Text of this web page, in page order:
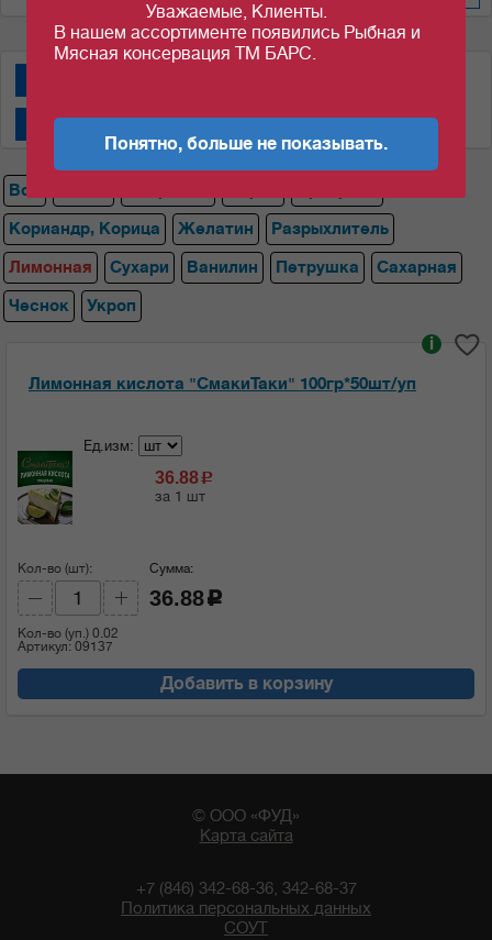
Специи "Спецаромат"
Все
Кориандр, Корица
Желатин
Разрыхлитель
Лимонная
Сухари Ванилин Петрушка
Сахарная
Чеснок
Укроп
Лимонная кислота "СмакиТаки" 100гр*50шт/уп
i
Ед.изм:
36.88c
за 1 шт
Кол-во (шт):
Кол-во (уп.) 0.02
Артикул: 09137
Сумма:
36.88 c
Добавить в корзину
© ООО «ФУД»
Карта сайта
+7 (846) 342-68-36, 342-68-37
Политика персональных данных
СОУТ
Уважаемые, Клиенты.
В нашем ассортименте появились Рыбная и
Мясная консервация ТМ БАРС.
Понятно, больше не показывать.